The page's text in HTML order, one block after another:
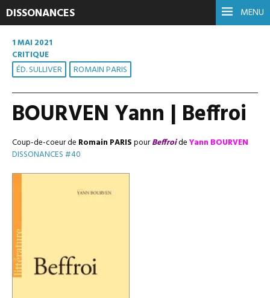
MENU
DISSONANCES
1 MAI 2021
CRITIQUE
ÉD. SULLIVER ROMAIN PARIS
BOURVEN Yann | Beffroi
Coup-de-coeur de Romain PARISpourBeffroideYann BOURVEN
DISSONANCES #40